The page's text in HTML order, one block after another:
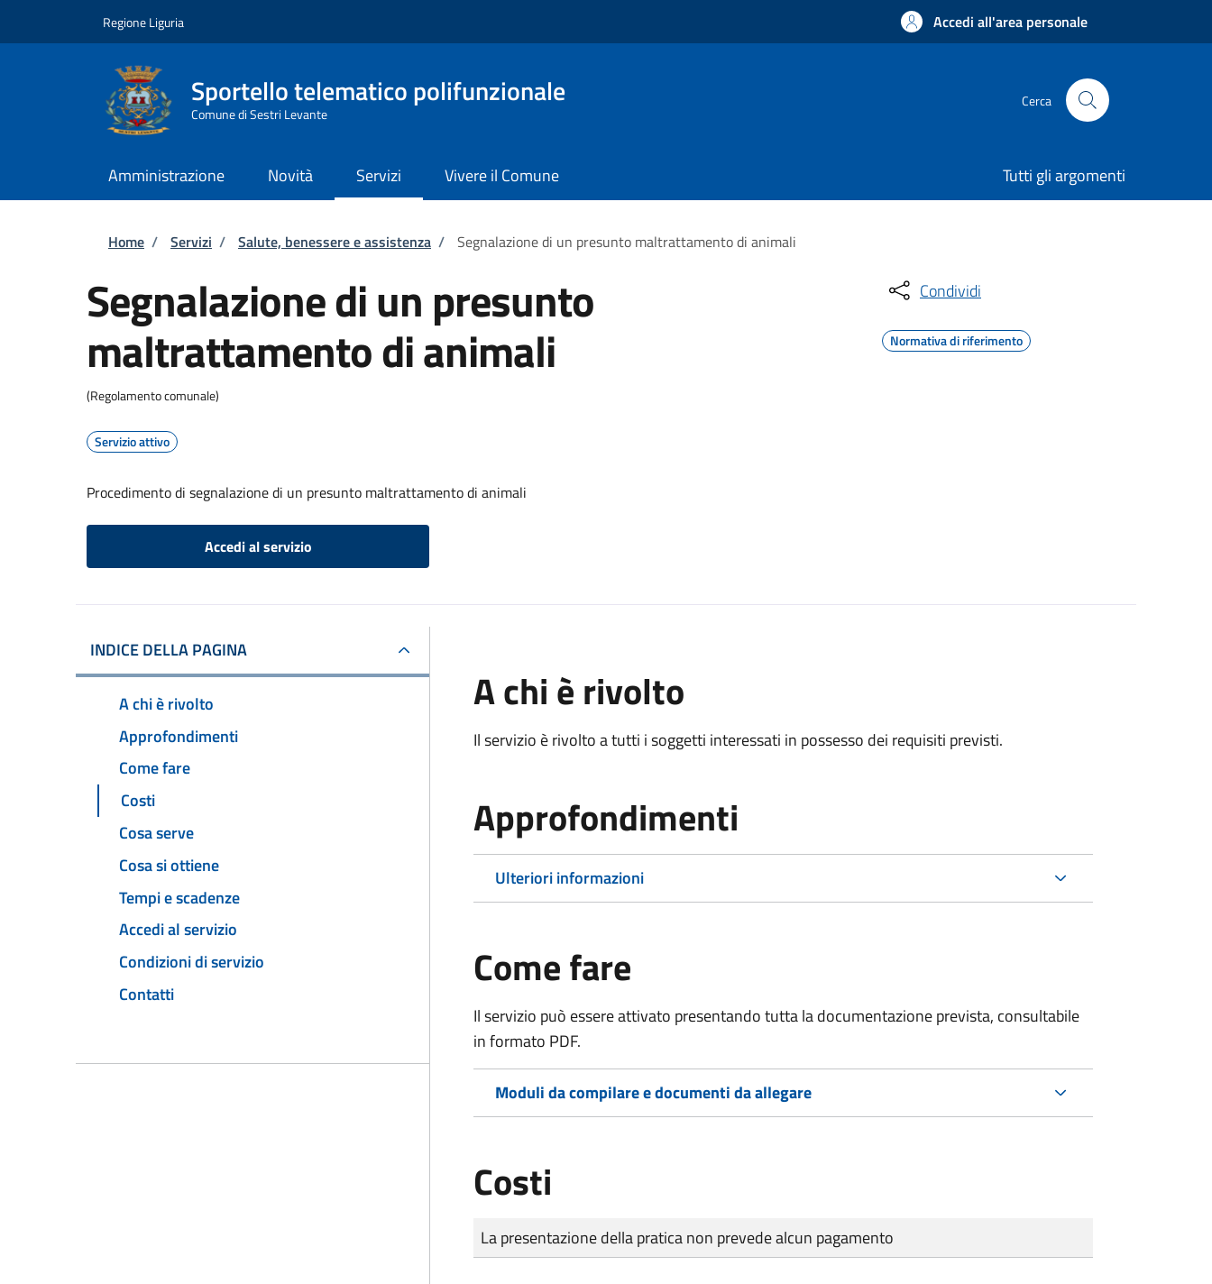
Regione Liguria Accedi all'area personale
Sportello telematico polifunzionale
Comune di Sestri Levante
Cerca
Amministrazione Novità Servizi Vivere il Comune Tutti gli argomenti
Briciole di pane
Home / Servizi / Salute, benessere e assistenza / Segnalazione di un presunto maltrattamento di animali
Segnalazione di un presunto
maltrattamento di animali
(Regolamento comunale)
Servizio attivo
Procedimento di segnalazione di un presunto maltrattamento di animali
Accedi al servizio
Condividi
Normativa di riferimento
INDICE DELLA PAGINA
A chi è rivolto
Approfondimenti
Come fare
Costi
Cosa serve
Cosa si ottiene
Tempi e scadenze
Accedi al servizio
Condizioni di servizio
Contatti
A chi è rivolto
Il servizio è rivolto a tutti i soggetti interessati in possesso dei requisiti previsti.
Approfondimenti
Ulteriori informazioni
Come fare
Il servizio può essere attivato presentando tutta la documentazione prevista, consultabile
in formato PDF.
Moduli da compilare e documenti da allegare
Costi
Tipo di pagamento
Importo
La presentazione della pratica non prevede alcun pagamento